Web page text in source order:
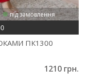
під замовлення
ПК1300
1210 грн.